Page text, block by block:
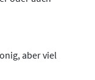
aber viel